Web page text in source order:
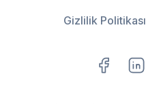
Gizlilik Politikası